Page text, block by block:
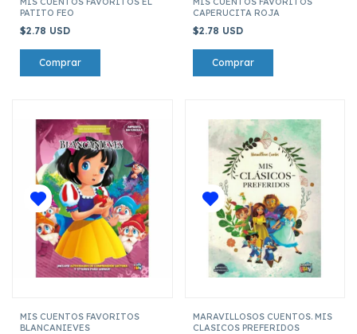
PATITO FEO
$2.78 USD
CAPERUCITA ROJA
$2.78 USD
MIS CUENTOS FAVORITOS
BLANCANIEVES
MARAVILLOSOS CUENTOS. MIS
CLASICOS PREFERIDOS